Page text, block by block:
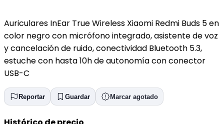
Auriculares InEar True Wireless Xiaomi Redmi Buds 5 en
color negro con micrófono integrado, asistente de voz
y cancelación de ruido, conectividad Bluetooth 5.3,
estuche con hasta 10h de autonomía con conector
USB-C
Reportar Guardar Marcar agotado